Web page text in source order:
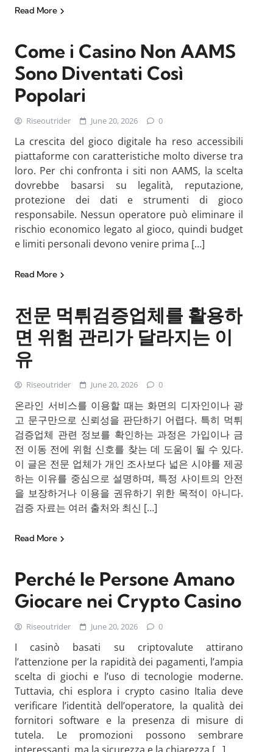
Read More
Come i Casino Non AAMS
Sono Diventati Così
Popolari
Riseoutrider June 20, 2026 0
La crescita del gioco digitale ha reso accessibili
piattaforme con caratteristiche molto diverse tra
loro. Per chi confronta i siti non AAMS, la scelta
dovrebbe basarsi su legalità, reputazione,
protezione dei dati e strumenti di gioco
responsabile. Nessun operatore può eliminare il
rischio economico legato al gioco, quindi budget
e limiti personali devono venire prima […]
Read More
전문 먹튀검증업체를 활용하
면 위험 관리가 달라지는 이
유
Riseoutrider June 20, 2026 0
온라인 서비스를 이용할 때는 화면의 디자인이나 광
고 문구만으로 신뢰성을 판단하기 어렵다. 특히 먹튀
검증업체 관련 정보를 확인하는 과정은 가입이나 금
전 이동 전에 위험 신호를 찾는 데 도움이 될 수 있다.
이 글은 전문 업체가 개인 조사보다 넓은 시야를 제공
하는 이유를 중심으로 설명하며, 특정 사이트의 안전
을 보장하거나 이용을 권유하기 위한 목적이 아니다.
검증 자료는 여러 출처와 최신 […]
Read More
Perché le Persone Amano
Giocare nei Crypto Casino
Riseoutrider June 20, 2026 0
I casinò basati su criptovalute attirano
l’attenzione per la rapidità dei pagamenti, l’ampia
scelta di giochi e l’uso di tecnologie moderne.
Tuttavia, chi esplora i crypto casino Italia deve
verificare l’identità dell’operatore, la qualità dei
fornitori software e la presenza di misure di
tutela. Le promozioni possono sembrare